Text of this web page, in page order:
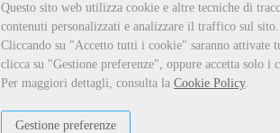
Questo sito web utilizza cookie e altre tecniche di
contenuti personalizzati e analizzare il traffico sul sito.
Cliccando su "Accetto tutti i cookie" saranno attivate
clicca su "Gestione preferenze", oppure accetta solo
Per maggiori dettagli, consulta la Cookie Policy.
Gestione preferenze